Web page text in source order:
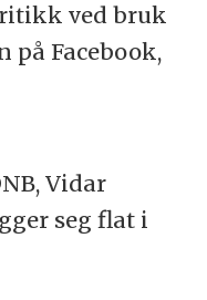
ved bruk
på Facebook,
Vidar
seg flat i